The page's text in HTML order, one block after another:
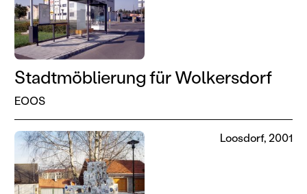
Stadtmöblierung für Wolkersdorf
EOOS
Loosdorf, 2001